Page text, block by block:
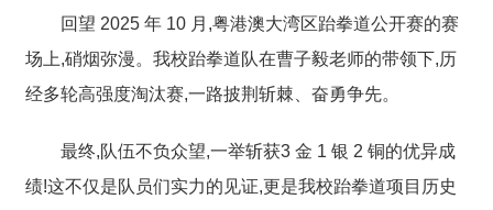
回望 2025 年 10 月,粤港澳大湾区跆拳道公开赛的赛
场上,硝烟弥漫。我校跆拳道队在曹子毅老师的带领下,历
经多轮高强度淘汰赛,一路披荆斩棘、奋勇争先。
最终,队伍不负众望,一举斩获3 金 1 银 2 铜的优异成
绩!这不仅是队员们实力的见证,更是我校跆拳道项目 历史